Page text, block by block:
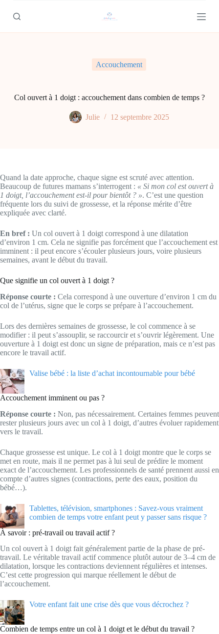
s
Accouchement
Col ouvert à 1 doigt : accouchement dans combien de temps ?
Julie 12 septembre 2025
Quand la date approche, chaque signe est scruté avec attention.
Beaucoup de futures mamans s’interrogent : « Si mon col est ouvert à
1 doigt, l’accouchement est-il pour bientôt ? ». C’est une question
fréquente lors du suivi de grossesse, et la réponse mérite d’être
expliquée avec clarté.
En bref : Un col ouvert à 1 doigt correspond à une dilatation
d’environ 1 cm. Cela ne signifie pas forcément que l’accouchement est
imminent : il peut encore s’écouler plusieurs jours, voire plusieurs
semaines, avant le début du travail.
Que signifie un col ouvert à 1 doigt ?
Réponse courte : Cela correspond à une ouverture d’environ 1 cm du
col de l’utérus, signe que le corps se prépare à l’accouchement.
Lors des dernières semaines de grossesse, le col commence à se
modifier : il peut s’assouplir, se raccourcir et s’ouvrir légèrement. Une
ouverture à 1 doigt est donc un signe de préparation, mais ce n’est pas
encore le travail actif.
Valise bébé : la liste d’achat incontournable pour bébé
Accouchement imminent ou pas ?
Réponse courte : Non, pas nécessairement. Certaines femmes peuvent
rester plusieurs jours avec un col à 1 doigt, d’autres évoluer rapidement
vers le travail.
Chaque grossesse est unique. Le col à 1 doigt montre que le corps se
met en route, mais il ne permet pas à lui seul de prédire le moment
exact de l’accouchement. Les professionnels de santé prennent aussi en
compte d’autres signes (contractions, perte des eaux, position du
bébé…).
Tablettes, télévision, smartphones : Savez-vous vraiment
combien de temps votre enfant peut y passer sans risque ?
À savoir : pré-travail ou travail actif ?
Un col ouvert à 1 doigt fait généralement partie de la phase de pré-
travail. Le véritable travail actif commence plutôt autour de 3–4 cm de
dilatation, lorsque les contractions deviennent régulières et intenses.
C’est cette progression qui marque réellement le début de
l’accouchement.
Votre enfant fait une crise dès que vous décrochez ?
Combien de temps entre un col à 1 doigt et le début du travail ?